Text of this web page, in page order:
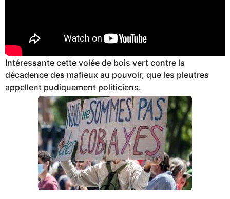
Intéressante cette volée de bois vert contre la
décadence des mafieux au pouvoir, que les pleutres
appellent pudiquement politiciens.